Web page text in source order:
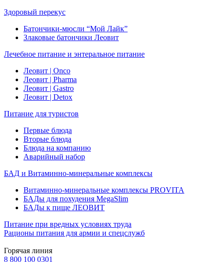
Здоровый перекус
Батончики-мюсли “Мой Лайк”
Злаковые батончики Леовит
Лечебное питание и энтеральное питание
Леовит | Onco
Леовит | Pharma
Леовит | Gastro
Леовит | Detox
Питание для туристов
Первые блюда
Вторые блюда
Блюда на компанию
Аварийный набор
БАД и Витаминно-минеральные комплексы
Витаминно-минеральные комплексы PROVITA
БАДы для похудения MegaSlim
БАДы к пище ЛЕОВИТ
Питание при вредных условиях труда
Рационы питания для армии и спецслужб
Горячая линия
8 800 100 0301